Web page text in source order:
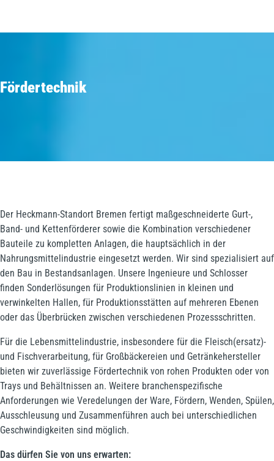
Fördertechnik
Der Heckmann-Standort Bremen fertigt maßgeschneiderte Gurt-,
Band- und Kettenförderer sowie die Kombination verschiedener
Bauteile zu kompletten Anlagen, die hauptsächlich in der
Nahrungsmittelindustrie eingesetzt werden. Wir sind spezialisiert auf
den Bau in Bestandsanlagen. Unsere Ingenieure und Schlosser
finden Sonderlösungen für Produktionslinien in kleinen und
verwinkelten Hallen, für Produktionsstätten auf mehreren Ebenen
oder das Überbrücken zwischen verschiedenen Prozessschritten.
Für die Lebensmittelindustrie, insbesondere für die Fleisch(ersatz)-
und Fischverarbeitung, für Großbäckereien und Getränkehersteller
bieten wir zuverlässige Fördertechnik von rohen Produkten oder von
Trays und Behältnissen an. Weitere branchenspezifische
Anforderungen wie Veredelungen der Ware, Fördern, Wenden, Spülen,
Ausschleusung und Zusammenführen auch bei unterschiedlichen
Geschwindigkeiten sind möglich.
Das dürfen Sie von uns erwarten: